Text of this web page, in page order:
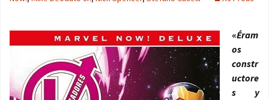
«Éram
os
constr
uctore
s y